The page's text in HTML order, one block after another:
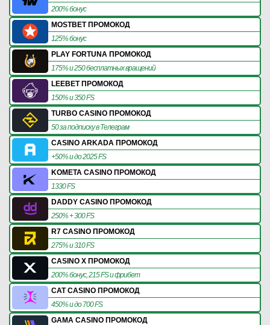
200% бонус
MOSTBET ПРОМОКОД
125% бонус
PLAY FORTUNA ПРОМОКОД
175% и 250 бесплатных вращений
LEEBET ПРОМОКОД
150% и 350 FS
TURBO CASINO ПРОМОКОД
50 за подписку в Телеграм
CASINO ARKADA ПРОМОКОД
+50% и до 2025 FS
KOMETA CASINO ПРОМОКОД
1330 FS
DADDY CASINO ПРОМОКОД
250% + 300 FS
R7 CASINO ПРОМОКОД
275% и 310 FS
CASINO X ПРОМОКОД
200% бонус, 215 FS и фрибет
CAT CASINO ПРОМОКОД
450% и до 700 FS
GAMA CASINO ПРОМОКОД